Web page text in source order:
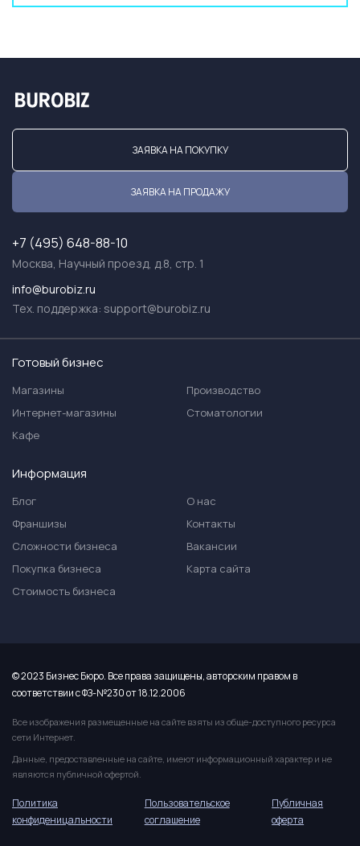
ЗАЯВКА НА ПОКУПКУ
ЗАЯВКА НА ПРОДАЖУ
+7 (495) 648-88-10
Москва, Научный проезд, д.8, стр. 1
info@burobiz.ru
Тех. поддержка: support@burobiz.ru
Готовый бизнес
Магазины
Интернет-магазины
Кафе
Производство
Стоматологии
Информация
Блог
Франшизы
Сложности бизнеса
Покупка бизнеса
Стоимость бизнеса
О нас
Контакты
Вакансии
Карта сайта
© 2023 Бизнес Бюро. Все права защищены, авторским правом в
соответствии с ФЗ-№230 от 18.12.2006
Все изображения размещенные на сайте взяты из обще-доступного ресурса
сети Интернет.
Данные, предоставленные на сайте, имеют информационный характер и не
являются публичной офертой.
Политика
конфиденицальности
Пользовательское
соглашение
Публичная
оферта